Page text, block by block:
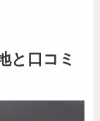
と口コミ